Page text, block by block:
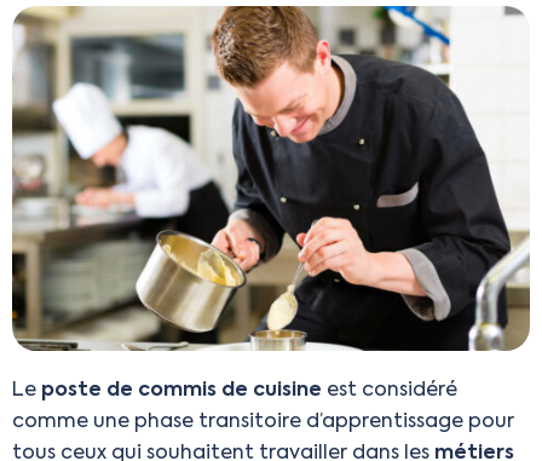
Le poste de commis de cuisine est considéré
comme une phase transitoire d’apprentissage pour
tous ceux qui souhaitent travailler dans les métiers